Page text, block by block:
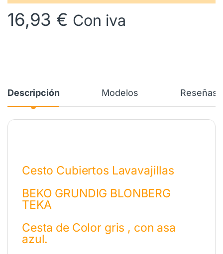
16,93 € Con iva
Descripción Modelos Reseñas
Cesto Cubiertos Lavavajillas
BEKO GRUNDIG BLONBERG
TEKA
Cesta de Color gris , con asa
azul.